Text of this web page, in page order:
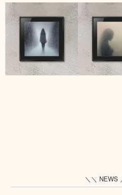
＼＼ NEWS